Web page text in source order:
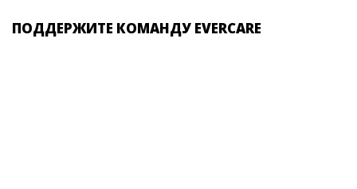
ПОДДЕРЖИТЕ КОМАНДУ EVERCARE